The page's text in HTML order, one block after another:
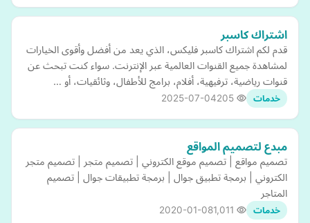
اشتراك كاسبر
قدم لكم اشتراك كاسبر فليكس، الذي يعد من أفضل وأقوى الخيارات
لمشاهدة جميع القنوات العالمية عبر الإنترنت. سواء كنت تبحث عن
قنوات رياضية، ترفيهية، أفلام، برامج للأطفال، وثائقيات، أو …
خدمات 2025-07-04
مبدع لتصميم المواقع
تصميم مواقع | تصميم موقع الكتروني | تصميم متجر | تصميم متجر
الكتروني | برمجة تطبيق جوال | برمجة تطبيقات جوال | تصميم
المتاجر
خدمات 2020-01-08